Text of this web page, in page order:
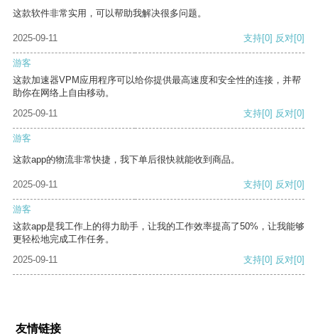
这款软件非常实用，可以帮助我解决很多问题。
2025-09-11 支持[0] 反对[0]
游客
这款加速器VPM应用程序可以给你提供最高速度和安全性的连接，并帮
助你在网络上自由移动。
2025-09-11
支持[0] 反对[0]
游客
这款app的物流非常快捷，我下单后很快就能收到商品。
2025-09-11 支持[0] 反对[0]
游客
这款app是我工作上的得力助手，让我的工作效率提高了50%，让我能够
更轻松地完成工作任务。
2025-09-11
支持[0] 反对[0]
友情链接